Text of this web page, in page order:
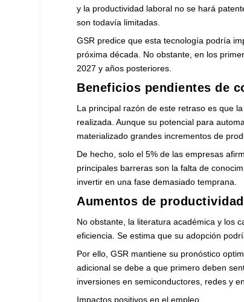
y la productividad laboral no se hará
son todavía limitadas.
GSR predice que esta tecnología podría
próxima década. No obstante, en los
2027 y años posteriores.
Beneficios pendientes de
La principal razón de este retraso es que
realizada. Aunque su potencial para
materializado grandes incrementos de
De hecho, solo el 5% de las empresas
principales barreras son la falta de
invertir en una fase demasiado temprana.
Aumentos de
No obstante, la literatura académica y los
eficiencia. Se estima que su adopción
Por ello, GSR mantiene su pronóstico
adicional se debe a que primero deben
inversiones en semiconductores, redes y
Impactos positivos en el empleo